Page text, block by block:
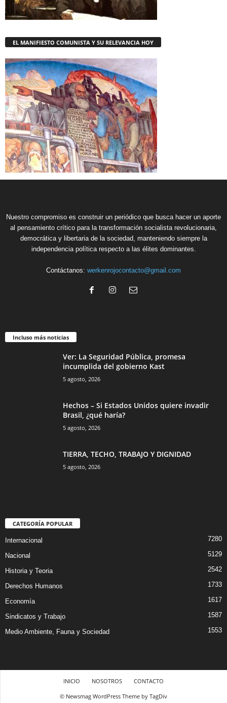
EL MANIFIESTO COMUNISTA Y SU RELEVANCIA HOY
Nuestro compromiso es construir un periódico que busca hacer un aporte
al pensamiento crítico para la transformación socialista revolucionaria,
democrática y libertaria de la sociedad, manteniendo siempre la
independencia política respecto a las élites dominantes.
Contáctanos: werkenrojocontacto@gmail.com
Incluso más noticias
Ver: La Seguridad Pública, promesa
incumplida del gobierno Kast
5 agosto, 2026
Hechos – Si Estados Unidos quiere invadir
Brasil, ¿qué haría?
5 agosto, 2026
TIERRA, TECHO, TRABAJO Y DIGNIDAD
5 agosto, 2026
CATEGORÍA POPULAR
Internacional 7280
Nacional 5129
Historia y Teoria 2542
Derechos Humanos 1733
Economía 1617
Sindicatos y Trabajo 1587
Medio Ambiente, Fauna y Sociedad 1553
INICIO NOSOTROS
CONTACTO
© Newsmag WordPress Theme by TagDiv